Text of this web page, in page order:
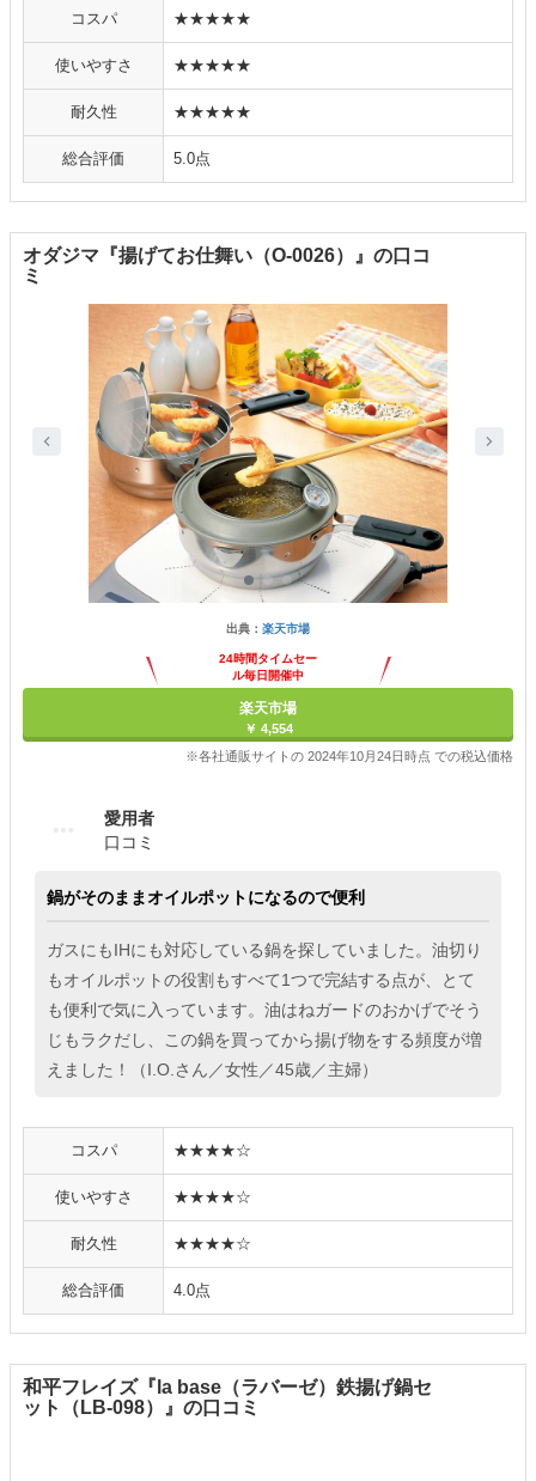
コスパ ★★★★★
使いやすさ ★★★★★
耐久性 ★★★★★
総合評価 5.0点
オダジマ『揚げてお仕舞い（O-0026）』の口コ
ミ
出典： 楽天市場
24時間タイムセー
ル毎日開催中
楽天市場
￥ 4,554
※各社通販サイトの 2024年10月24日時点 での税込価格
愛用者
口コミ
鍋がそのままオイルポットになるので便利
ガスにもIHにも対応している鍋を探していました。油切り
もオイルポットの役割もすべて1つで完結する点が、とて
も便利で気に入っています。油はねガードのおかげでそう
じもラクだし、この鍋を買ってから揚げ物をする頻度が増
えました！（I.O.さん／女性／45歳／主婦）
コスパ ★★★★☆
使いやすさ ★★★★☆
耐久性 ★★★★☆
総合評価 4.0点
和平フレイズ『la base（ラバーゼ）鉄揚げ鍋セ
ット（LB-098）』の口コミ